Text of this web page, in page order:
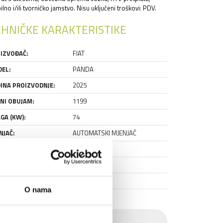
O nama
i/ili tvorničko jamstvo. Nisu uključeni troškovi: PDV.
KARAKTERISTIKE
FIAT
PANDA
PROIZVODNJE:
2025
OBUJAM:
1199
(KW):
74
AUTOMATSKI MJENJAČ
DA
DA